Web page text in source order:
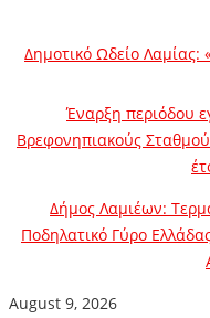
Δημοτικό Ωδείο
Έναρξη περιόδου
Βρεφονηπιακούς
Δήμος Λαμιέων:
Ποδηλατικό Γύρο
August 9, 2026